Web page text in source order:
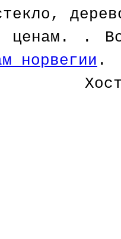
ценам. .
норвегии .